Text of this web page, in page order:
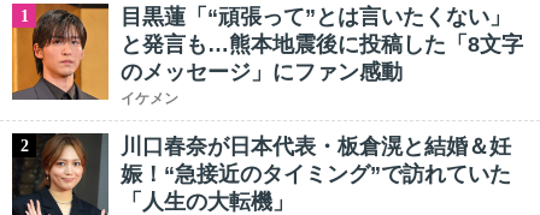
1
目黒蓮「“頑張って”とは言いたくない」
と発言も…熊本地震後に投稿した「8文字
のメッセージ」にファン感動
イケメン
2
川口春奈が日本代表・板倉滉と結婚＆妊
娠！“急接近のタイミング”で訪れていた
「人生の大転機」